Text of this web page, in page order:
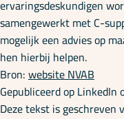
ervaringsdeskundigen
samengewerkt met C-
mogelijk een advies op
hen hierbij helpen.
Bron:website NVAB
Gepubliceerd op LinkedIn
Deze tekst is geschreven